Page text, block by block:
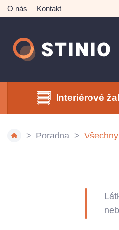
O nás Kontakt
Interiérové
Poradna